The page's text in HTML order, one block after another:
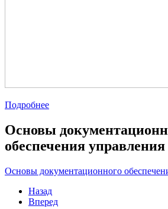
Подробнее
Основы
обеспечения управления
Основы документационного
Назад
Вперед